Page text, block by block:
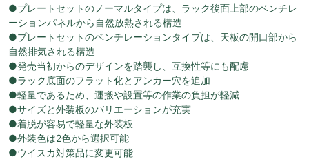
●プレートセットのノーマルタイプは、ラック後面上部のベンチレ
ーションパネルから自然放熱される構造
●プレートセットのベンチレーションタイプは、天板の開口部から
自然排気される構造
●発売当初からのデザインを踏襲し、互換性等にも配慮
●ラック底面のフラット化とアンカー穴を追加
●軽量であるため、運搬や設置等の作業の負担が軽減
●サイズと外装板のバリエーションが充実
●着脱が容易で軽量な外装板
●外装色は2色から選択可能
●ウイスカ対策品に変更可能